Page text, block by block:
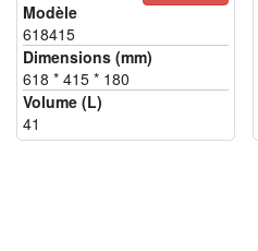
Modèle
618415
Dimensions (mm)
618 * 415 * 180
Volume (L)
41